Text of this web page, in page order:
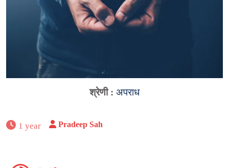
श्रेणी : अपराध
1 year Pradeep Sah